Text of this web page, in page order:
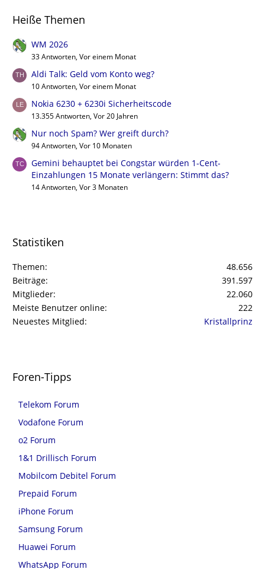
Heiße Themen
WM 2026
33 Antworten, Vor einem Monat
Aldi Talk: Geld vom Konto weg?
10 Antworten, Vor einem Monat
Nokia 6230 + 6230i Sicherheitscode
13.355 Antworten, Vor 20 Jahren
Nur noch Spam? Wer greift durch?
94 Antworten, Vor 10 Monaten
Gemini behauptet bei Congstar würden 1-Cent-
Einzahlungen 15 Monate verlängern: Stimmt das?
14 Antworten, Vor 3 Monaten
Statistiken
Themen
48.656
Beiträge
391.597
Mitglieder
22.060
Meiste Benutzer online
222
Neuestes Mitglied
Kristallprinz
Foren-Tipps
Telekom Forum
Vodafone Forum
o2 Forum
1&1 Drillisch Forum
Mobilcom Debitel Forum
Prepaid Forum
iPhone Forum
Samsung Forum
Huawei Forum
WhatsApp Forum